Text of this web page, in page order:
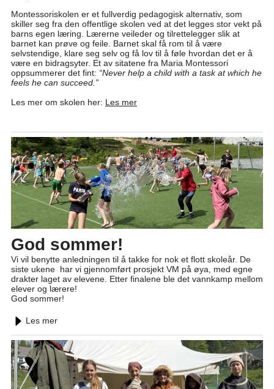
Montessoriskolen er et fullverdig pedagogisk alternativ, som
skiller seg fra den offentlige skolen ved at det legges stor vekt på
barns egen læring. Lærerne veileder og tilrettelegger slik at
barnet kan prøve og feile. Barnet skal få rom til å være
selvstendige, klare seg selv og få lov til å føle hvordan det er å
være en bidragsyter. Et av sitatene fra Maria Montessori
oppsummerer det fint: “Never help a child with a task at which he
feels he can succeed.”
Les mer om skolen her: Les mer
God sommer!
Vi vil benytte anledningen til å takke for nok et flott skoleår. De
siste ukene har vi gjennomført prosjekt VM på øya, med egne
drakter laget av elevene. Etter finalene ble det vannkamp mellom
elever og lærere!
God sommer!
Les mer